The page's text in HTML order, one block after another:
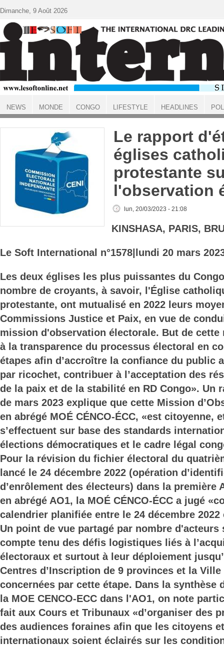
ACCUEIL
Le rapport
églises
protestante
l'observation
lun, 20/03/2023 - 21:08
KINSHASA, PARIS,
Le Soft International n°1578 |lundi 20 mars
Les deux églises les plus puissantes du
nombre de croyants, à savoir, l'Église
protestante, ont mutualisé en 2022 leurs
Commissions Justice et Paix, en vue de
mission d'observation électorale. But de
à la transparence du processus électoral en
étapes afin d’accroître la confiance du public
par ricochet, contribuer à l’acceptation des
de la paix et de la stabilité en RD Congo». Un
de mars 2023 explique que cette Mission
en abrégé MOÉ CÉNCO-ÉCC, «est citoyenne,
s’effectuent sur base des standards
élections démocratiques et le cadre légal
Pour la révision du fichier électoral du
lancé le 24 décembre 2022 (opération
d’enrôlement des électeurs) dans la première
en abrégé AO1, la MOÉ CÉNCO-ÉCC a jugé
calendrier planifiée entre le 24 décembre 2022
Un point de vue partagé par nombre
compte tenu des défis logistiques liés à
électoraux et surtout à leur déploiement
Centres d’Inscription de 9 provinces et la Ville
concernées par cette étape. Dans la synthèse
la MOE CENCO-ECC dans l'AO1, on note
fait aux Cours et Tribunaux «d’organiser des
des audiences foraines afin que les citoyens
internationaux soient éclairés sur les
Dimanche, 9 Août 2026
NEWS MONDE CONGO LIFESTYLE HEADLINES